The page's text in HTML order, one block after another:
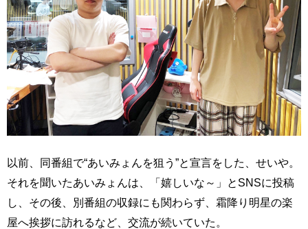
以前、同番組で“あいみょんを狙う”と宣言をした、せいや。
それを聞いたあいみょんは、「嬉しいな～」とSNSに投稿
し、その後、別番組の収録にも関わらず、霜降り明星の楽
屋へ挨拶に訪れるなど、交流が続いていた。